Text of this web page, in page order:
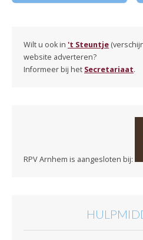
Wilt u ook in 't Steuntje
website adverteren?
Informeer bij het Secretariaat.
RPV Arnhem is aangesloten bij: